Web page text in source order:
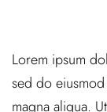
Lorem ipsum
sed do
magna aliqua.